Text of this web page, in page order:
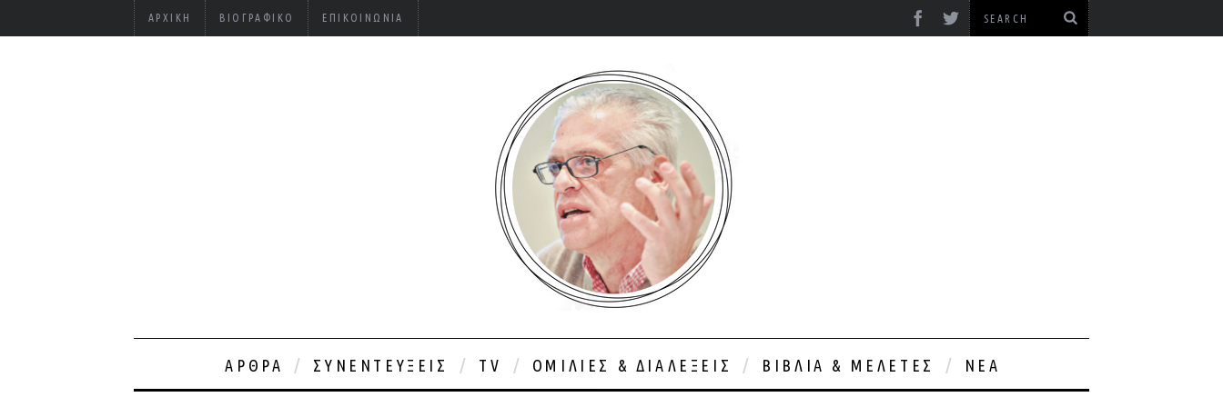
ΑΡΧΙΚΉ ΒΙΟΓΡΑΦΙΚΌ ΕΠΙΚΟΙΝΩΝΊΑ
ΆΡΘΡΑ ΣΥΝΕΝΤΕΎΞΕΙΣ TV ΟΜΙΛΊΕΣ & ΔΙΑΛΈΞΕΙΣ ΒΙΒΛΊΑ & ΜΕΛΈΤΕΣ ΝΈΑ